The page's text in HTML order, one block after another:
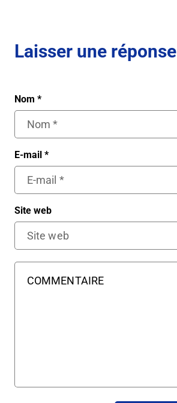
Laisser une réponse
Nom *
E-mail *
Site web